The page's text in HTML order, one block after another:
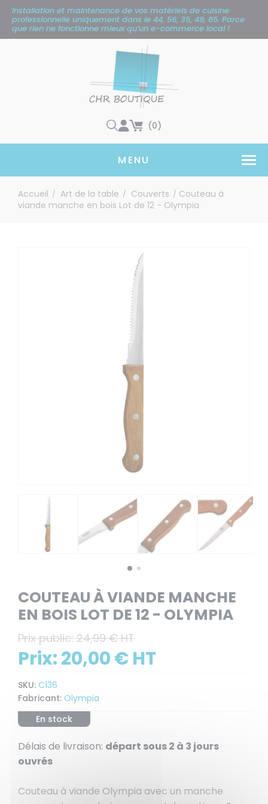
Installation et maintenance de vos matériels de cuisine
professionnelle uniquement dans le 44, 56, 35, 49, 85. Parce
que rien ne fonctionne mieux qu’un e-commerce local !
(0)
MENU
Accueil / Art de la table / Couverts / Couteau à
viande manche en bois Lot de 12 - Olympia
COUTEAU À VIANDE MANCHE
EN BOIS LOT DE 12 - OLYMPIA
Prix public: 24,99 € HT
Prix:20,00 € HT
SKU: C136
Fabricant: Olympia
En stock
Délais de livraison: départ sous 2 à 3 jours
ouvrés
Couteau à viande Olympia avec un manche
Panneau de gestion des cookies